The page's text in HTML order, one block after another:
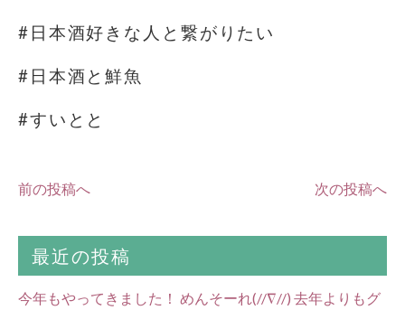
#日本酒好きな人と繋がりたい
#日本酒と鮮魚
#すいとと
前の投稿へ 次の投稿へ
最近の投稿
今年もやってきました！ めんそーれ(//∇//) 去年よりもグ